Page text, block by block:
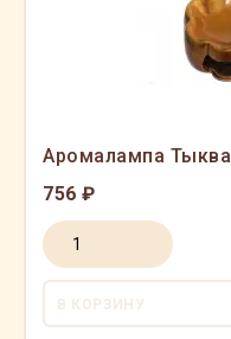
Аромалампа Тыква
756 ₽
В КОРЗИНУ